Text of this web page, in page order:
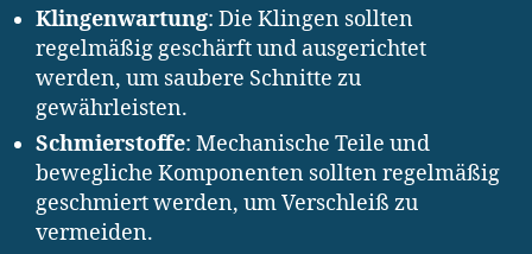
Klingenwartung: Die Klingen sollten
regelmäßig geschärft und ausgerichtet
werden, um saubere Schnitte zu
gewährleisten.
Schmierstoffe: Mechanische Teile und
bewegliche Komponenten sollten regelmäßig
geschmiert werden, um Verschleiß zu
vermeiden.